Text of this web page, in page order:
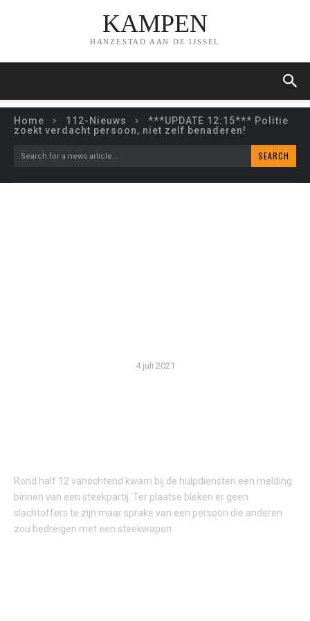
KAMPEN
HANZESTAD AAN DE IJSSEL
Home 112-Nieuws
***UPDATE 12:15*** Politie
zoekt verdacht persoon, niet zelf benaderen!
Search for a news article... SEARCH
4 juli 2021
Rond half 12 vanochtend kwam bij de hulpdiensten een melding
binnen van een steekpartij. Ter plaatse bleken er geen
slachtoffers te zijn maar sprake van een persoon die anderen
zou bedreigen met een steekwapen.